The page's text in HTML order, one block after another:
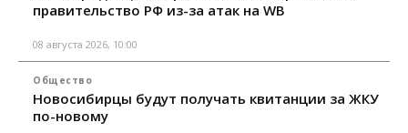
правительство РФ из-за атак на WB
08 августа 2026, 10:00
Общество
Новосибирцы будут получать квитанции за ЖКУ
по-новому